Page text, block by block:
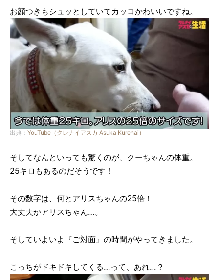
お顔つきもシュッとしていてカッコかわいいですね。
出典： YouTube（クレナイアスカ Asuka Kurenai）
そしてなんといっても驚くのが、クーちゃんの体重。
25キロもあるのだそうです！
その数字は、何とアリスちゃんの25倍！
大丈夫かアリスちゃん…。
そしていよいよ『ご対面』の時間がやってきました。
こっちがドキドキしてくる…って、あれ…？